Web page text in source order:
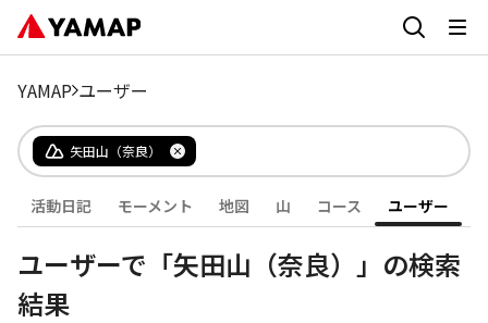
YAMAP ユーザー
矢田山（奈良）
活動日記 モーメント 地図 山 コース ユーザー
ユーザーで「矢田山（奈良）」の検索
結果